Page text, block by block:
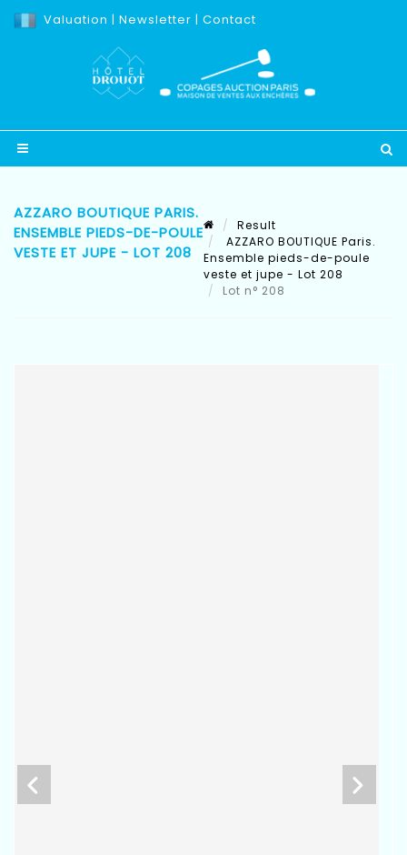
Valuation | Newsletter | Contact
AZZARO BOUTIQUE PARIS.
ENSEMBLE PIEDS-DE-POULE
VESTE ET JUPE - LOT 208
Result
AZZARO BOUTIQUE Paris.
Ensemble pieds-de-poule
veste et jupe - Lot 208
Lot n° 208